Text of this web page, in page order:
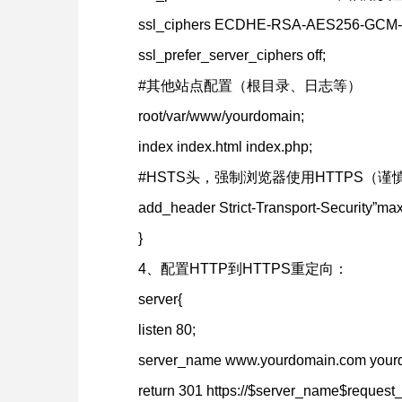
ssl_ciphers ECDHE-RSA-AES256-
ssl_prefer_server_ciphers off;
#其他站点配置（根目录、日志等）
root/var/www/yourdomain;
index index.html index.php;
#HSTS头，强制浏览器使用HTTPS（谨
add_header Strict-Transport-
}
4、配置HTTP到HTTPS重定向：
server{
listen 80;
server_name www.yourdomain.com
return 301 https://